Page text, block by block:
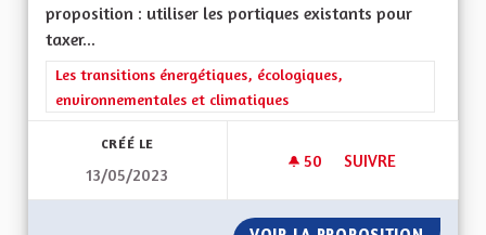
proposition : utiliser les portiques existants pour
taxer...
Filtrer les résultats de la catégorie : Les transitions
Les transitions énergétiques, écologiques,
environnementales et climatiques
CRÉÉ LE
13/05/2023
50 50 ABONNÉS
SUIVRE